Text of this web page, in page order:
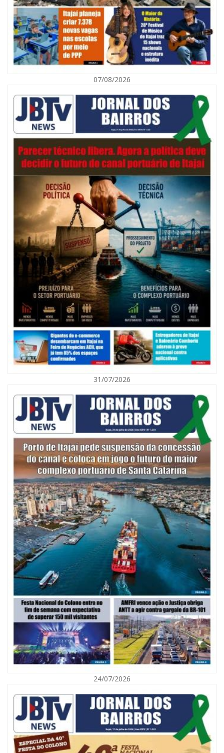
Defesa Civil orienta população sobre descarte correto de lixo para
prevenir alagamentos
NAVEGANTES
08/08/2026 | 07:00
Agosto Laranja mobiliza Navegantes com ações de prevenção de
deficiências e inclusão social
BALNEÁRIO CAMBORIÚ
08/08/2026 | 07:00
Saúde de BC abre inscrições para Oficina Regional de Qualidade em
Vigilância Sanitária
PENHA
07/08/2026
31/07/2026
24/07/2026